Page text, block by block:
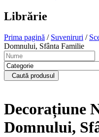
Librărie
Prima pagină / Suveniruri /
Domnului, Sfânta Familie
Caută produsul
Decorațiune
Domnului,